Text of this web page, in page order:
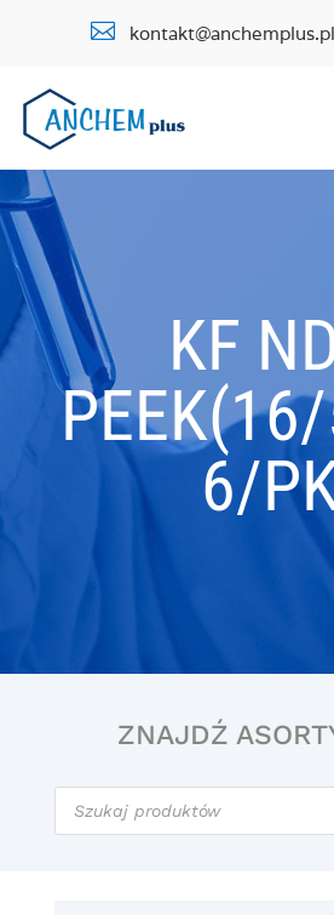
 kontakt@anchemplus.pl
KF
6/
ZNAJDŹ
Wyszukiwarka
produktów